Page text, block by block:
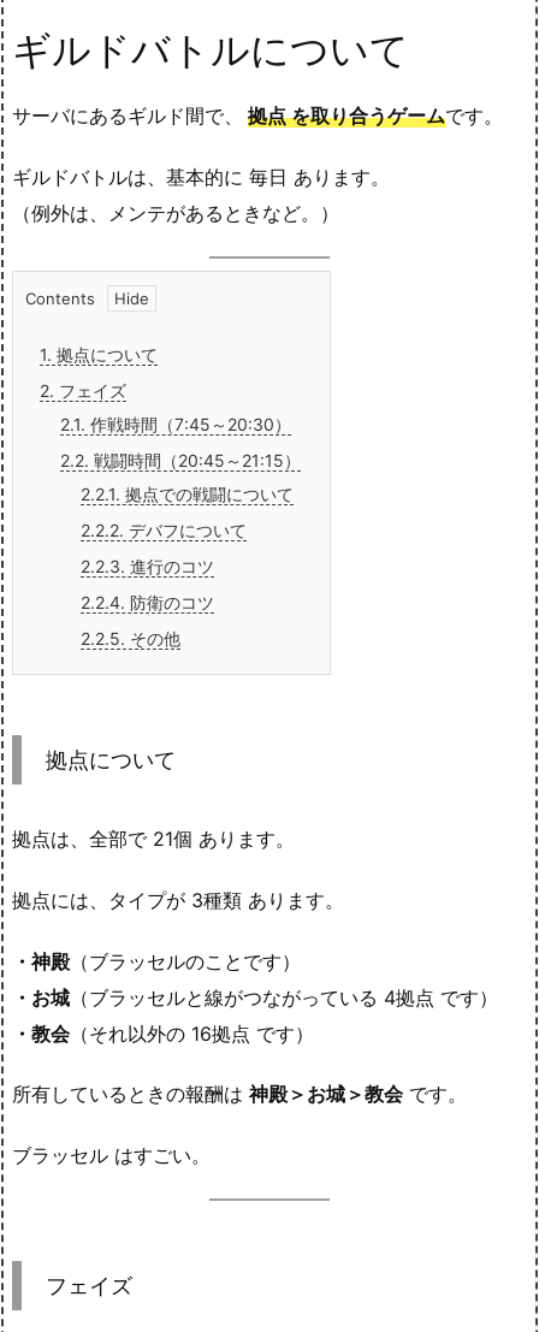
ギルドバトルについて
サーバにあるギルド間で、 拠点 を取り合うゲームです。
ギルドバトルは、基本的に 毎日 あります。
（例外は、メンテがあるときなど。）
Contents
1. 拠点について
2. フェイズ
2.1. 作戦時間（7:45～20:30）
2.2. 戦闘時間（20:45～21:15）
2.2.1. 拠点での戦闘について
2.2.2. デバフについて
2.2.3. 進行のコツ
2.2.4. 防衛のコツ
2.2.5. その他
拠点について
拠点は、全部で 21個 あります。
拠点には、タイプが 3種類 あります。
・神殿（ブラッセルのことです）
・お城 （ブラッセルと線がつながっている 4拠点 です）
・教会（それ以外の 16拠点 です）
所有しているときの報酬は 神殿＞お城＞教会です。
ブラッセル はすごい。
フェイズ